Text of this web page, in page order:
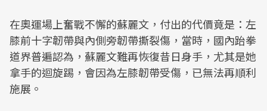
在奧運場上奮戰不懈的蘇麗文，付出的代價竟是：左
膝前十字韌帶與內側旁韌帶撕裂傷，當時，國內跆拳
道界普遍認為，蘇麗文難再恢復昔日身手，尤其是她
拿手的迴旋踢，會因為左膝韌帶受傷，已無法再順利
施展。